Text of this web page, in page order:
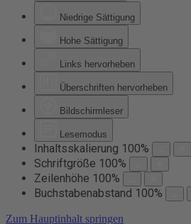
Niedrige Sättigung
Hohe Sättigung
Links hervorheben
Überschriften hervorheben
Bildschirmleser
Lesemodus
Inhaltsskalierung 100%
Schriftgröße 100%
Zeilenhöhe 100%
Buchstabenabstand 100%
Zum Hauptinhalt springen